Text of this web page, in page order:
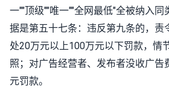
一""顶级""唯一""全网最低"全被纳入
据是第五十七条：违反第九条的，责
处20万元以上100万元以下罚款，情
照；对广告经营者、发布者没收广告
元罚款。